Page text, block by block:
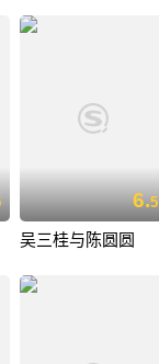
6.5
吴三桂与陈圆圆